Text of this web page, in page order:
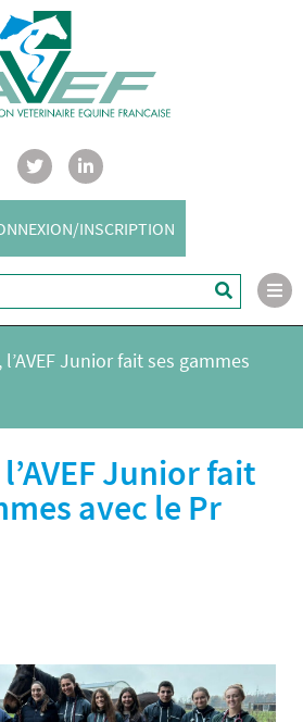
INSCRIPTION
l’AVEF Junior fait ses gammes
Junior fait
avec le Pr